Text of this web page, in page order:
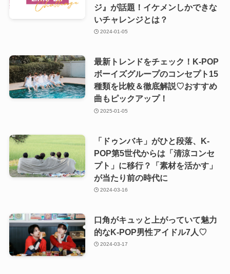
ジ』が話題！イケメンしかできな
いチャレンジとは？
2024-01-05
最新トレンドをチェック！K-POP
ボーイズグループのコンセプト15
種類を比較＆徹底解説♡おすすめ
曲もピックアップ！
2025-01-05
「ドゥンバキ」がひと段落、K-
POP第5世代からは「清涼コンセ
プト」に移行？「素材を活かす」
が当たり前の時代に
2024-03-16
口角がキュッと上がっていて魅力
的なK-POP男性アイドル7人♡
2024-03-17